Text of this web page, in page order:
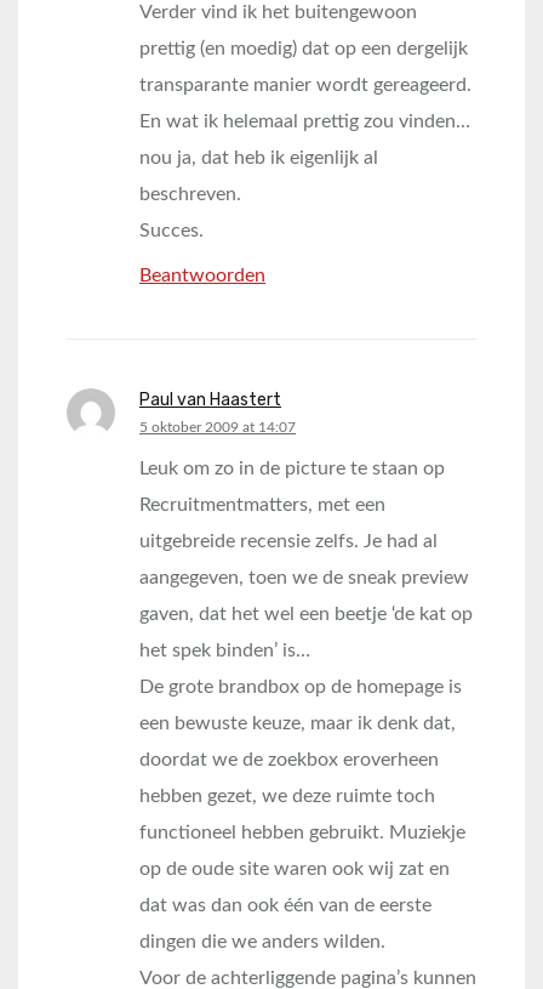
Verder vind ik het buitengewoon
prettig (en moedig) dat op een dergelijk
transparante manier wordt gereageerd.
En wat ik helemaal prettig zou vinden…
nou ja, dat heb ik eigenlijk al
beschreven.
Succes.
Beantwoorden
Paul van Haastert
says:
5 oktober 2009 at 14:07
Leuk om zo in de picture te staan op
Recruitmentmatters, met een
uitgebreide recensie zelfs. Je had al
aangegeven, toen we de sneak preview
gaven, dat het wel een beetje ‘de kat op
het spek binden’ is…
De grote brandbox op de homepage is
een bewuste keuze, maar ik denk dat,
doordat we de zoekbox eroverheen
hebben gezet, we deze ruimte toch
functioneel hebben gebruikt. Muziekje
op de oude site waren ook wij zat en
dat was dan ook één van de eerste
dingen die we anders wilden.
Voor de achterliggende pagina’s kunnen